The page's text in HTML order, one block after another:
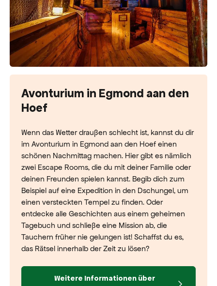
Avonturium in Egmond aan den
Hoef
Wenn das Wetter draußen schlecht ist, kannst du dir
im Avonturium in Egmond aan den Hoef einen
schönen Nachmittag machen. Hier gibt es nämlich
zwei Escape Rooms, die du mit deiner Familie oder
deinen Freunden spielen kannst. Begib dich zum
Beispiel auf eine Expedition in den Dschungel, um
einen versteckten Tempel zu finden. Oder
entdecke alle Geschichten aus einem geheimen
Tagebuch und schließe eine Mission ab, die
Tauchern früher nie gelungen ist! Schaffst du es,
das Rätsel innerhalb der Zeit zu lösen?
Weitere Informationen über